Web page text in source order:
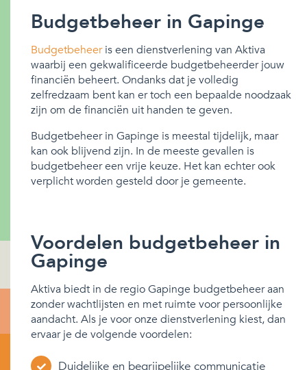
Budgetbeheer in Gapinge
Budgetbeheeris een dienstverlening van Aktiva
waarbij een gekwalificeerde budgetbeheerder jouw
financiën beheert. Ondanks dat je volledig
zelfredzaam bent kan er toch een bepaalde noodzaak
zijn om de financiën uit handen te geven.
Budgetbeheer in Gapinge is meestal tijdelijk, maar
kan ook blijvend zijn. In de meeste gevallen is
budgetbeheer een vrije keuze. Het kan echter ook
verplicht worden gesteld door je gemeente.
Voordelen budgetbeheer in
Gapinge
Aktiva biedt in de regio Gapinge budgetbeheer aan
zonder wachtlijsten en met ruimte voor persoonlijke
aandacht. Als je voor onze dienstverlening kiest, dan
ervaar je de volgende voordelen:
Duidelijke en begrijpelijke communicatie